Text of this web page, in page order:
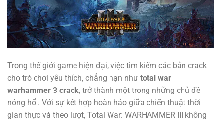
Trong thế giới game hiện đại, việc tìm kiếm các bản crack
cho trò chơi yêu thích, chẳng hạn như total war
warhammer 3 crack, trở thành một trong những chủ đề
nóng hổi. Với sự kết hợp hoàn hảo giữa chiến thuật thời
gian thực và theo lượt, Total War: WARHAMMER III không